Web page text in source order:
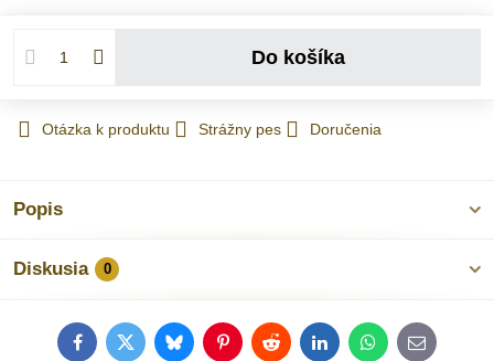
Do košíka
Otázka k produktu Strážny pes Doručenia
Popis
Diskusia 0
FacebookTwitterBlueskyPinterestRedditLinkedInWhatsApp
E-